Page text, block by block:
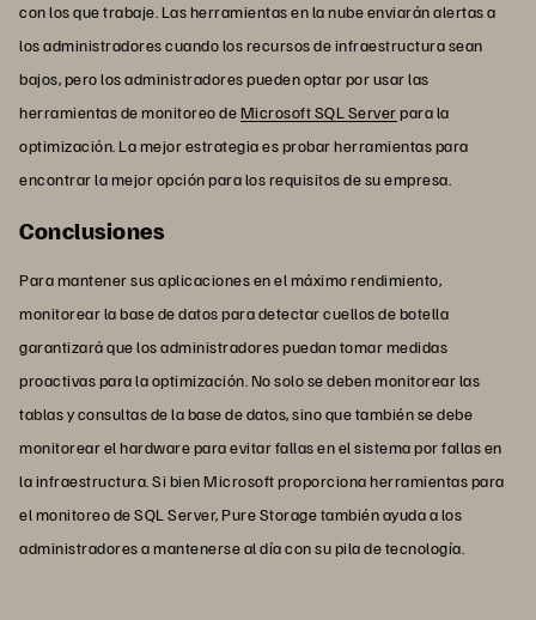
con los que trabaje. Las herramientas en la nube enviarán alertas a
los administradores cuando los recursos de infraestructura sean
bajos, pero los administradores pueden optar por usar las
herramientas de monitoreo deMicrosoft SQL Serverpara la
optimización. La mejor estrategia es probar herramientas para
encontrar la mejor opción para los requisitos de su empresa.
Conclusiones
Para mantener sus aplicaciones en el máximo rendimiento,
monitorear la base de datos para detectar cuellos de botella
garantizará que los administradores puedan tomar medidas
proactivas para la optimización. No solo se deben monitorear las
tablas y consultas de la base de datos, sino que también se debe
monitorear el hardware para evitar fallas en el sistema por fallas en
la infraestructura. Si bien Microsoft proporciona herramientas para
el monitoreo de SQL Server, Pure Storage también ayuda a los
administradores a mantenerse al día con su pila de tecnología.